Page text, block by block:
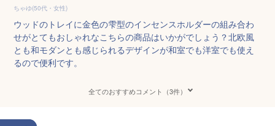
ちゃゆ(50代・女性)
ウッドのトレイに金色の雫型のインセンスホルダーの組み合わ
せがとてもおしゃれなこちらの商品はいかがでしょう？北欧風
とも和モダンとも感じられるデザインが和室でも洋室でも使え
るので便利です。
全てのおすすめコメント（3件）